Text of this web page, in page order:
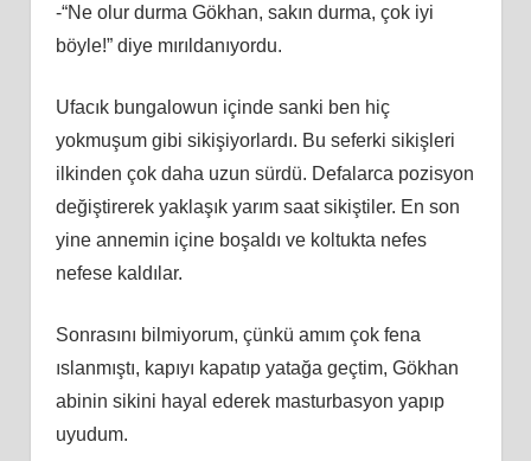
-“Ne olur durma Gökhan, sakın durma, çok iyi
böyle!” diye mırıldanıyordu.
Ufacık bungalowun içinde sanki ben hiç
yokmuşum gibi sikişiyorlardı. Bu seferki sikişleri
ilkinden çok daha uzun sürdü. Defalarca pozisyon
değiştirerek yaklaşık yarım saat sikiştiler. En son
yine annemin içine boşaldı ve koltukta nefes
nefese kaldılar.
Sonrasını bilmiyorum, çünkü amım çok fena
ıslanmıştı, kapıyı kapatıp yatağa geçtim, Gökhan
abinin sikini hayal ederek masturbasyon yapıp
uyudum.